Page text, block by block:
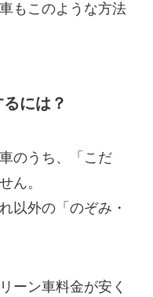
もこのような方法
には？
のうち、「こだ
ん。
以外の「のぞみ・
ーン車料金が安く